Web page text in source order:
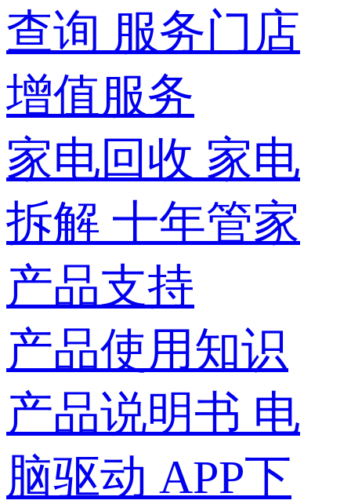
查询 服务门店
增值服务
家电回收 家电
拆解 十年管家
产品支持
产品使用知识
产品说明书 电
脑驱动 APP下